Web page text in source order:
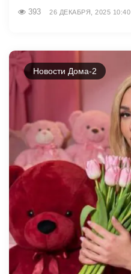
393 26 ДЕКАБРЯ, 2025 10:40
Новости Дома-2